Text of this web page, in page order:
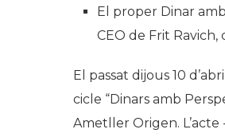
El proper Dinar
CEO de Frit Ravich,
El passat dijous 10
cicle “Dinars amb
Ametller Origen.